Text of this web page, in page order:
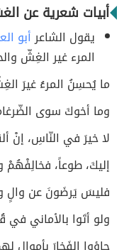
أبيات شعرية عن
يقول الشاعرأبو
المرء غير الغِشّ
ما يُحسِنُ المرءُ غيرَ
وما أخوكَ سوى
لا خيرَ في النّاسِ، إنْ
إليكَ، طوعاً، فخالِفْهُمْ
فليسَ يَرضَونَ عن والٍ
ولو أتَوا بالأماني